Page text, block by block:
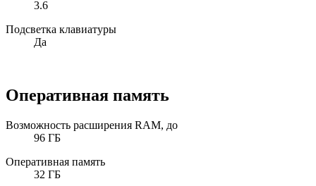
3.6
Подсветка клавиатуры
Да
Оперативная память
Возможность расширения RAM, до
96 ГБ
Оперативная память
32 ГБ